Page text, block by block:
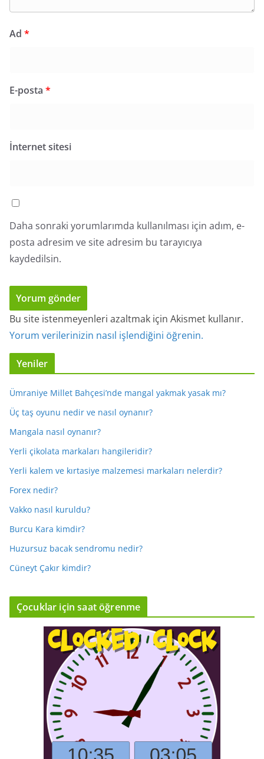
Ad *
E-posta *
İnternet sitesi
Daha sonraki yorumlarımda kullanılması için adım, e-
posta adresim ve site adresim bu tarayıcıya
kaydedilsin.
Bu site istenmeyenleri azaltmak için Akismet kullanır.
Yorum verilerinizin nasıl işlendiğini öğrenin.
Yeniler
Ümraniye Millet Bahçesi’nde mangal yakmak yasak mı?
Üç taş oyunu nedir ve nasıl oynanır?
Mangala nasıl oynanır?
Yerli çikolata markaları hangileridir?
Yerli kalem ve kırtasiye malzemesi markaları nelerdir?
Forex nedir?
Vakko nasıl kuruldu?
Burcu Kara kimdir?
Huzursuz bacak sendromu nedir?
Cüneyt Çakır kimdir?
Çocuklar için saat öğrenme